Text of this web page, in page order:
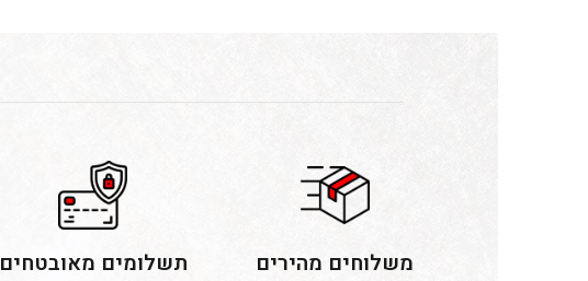
משלוחים מהירים
תשלומים מאובטחים